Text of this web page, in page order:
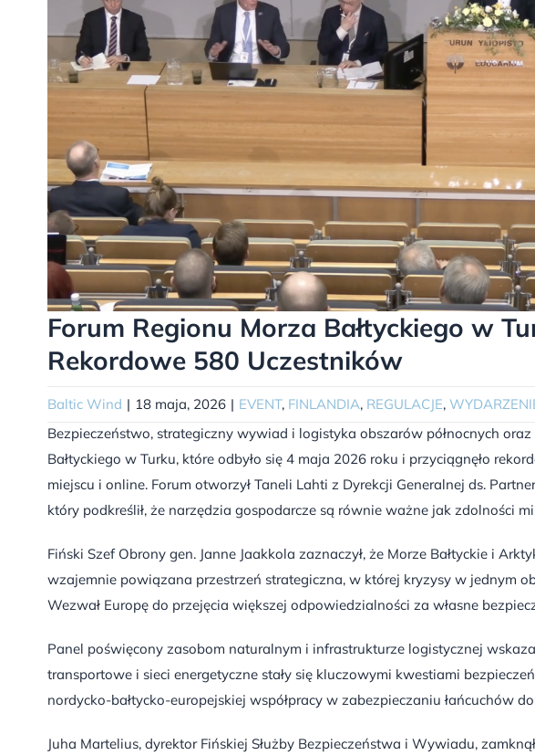
Forum Regionu Morza Bałtyckiego w
Rekordowe 580 Uczestników
Baltic Wind | 18 maja, 2026 | EVENT, FINLANDIA, REGULACJE,
Bezpieczeństwo, strategiczny wywiad i logistyka obszarów północnych
Bałtyckiego w Turku, które odbyło się 4 maja 2026 roku i przyciągnęło
miejscu i online. Forum otworzył Taneli Lahti z Dyrekcji Generalnej ds.
który podkreślił, że narzędzia gospodarcze są równie ważne jak zdolności
Fiński Szef Obrony gen. Janne Jaakkola zaznaczył, że Morze Bałtyckie i
wzajemnie powiązana przestrzeń strategiczna, w której kryzysy w jednym
Wezwał Europę do przejęcia większej odpowiedzialności za własne
Panel poświęcony zasobom naturalnym i infrastrukturze logistycznej
transportowe i sieci energetyczne stały się kluczowymi kwestiami
nordycko-bałtycko-europejskiej współpracy w zabezpieczaniu łańcuchów
Juha Martelius, dyrektor Fińskiej Służby Bezpieczeństwa i Wywiadu,